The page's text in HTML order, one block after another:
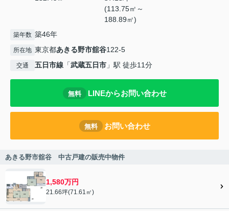
(113.75㎡～
188.89㎡)
築年数 築46年
所在地 東京都あきる野市舘谷122-5
交通 五日市線 「武蔵五日市 」駅 徒歩11分
無料 LINEからお問い合わせ
無料 お問い合わせ
あきる野市舘谷 中古戸建の販売中物件
1,580万円
21.66坪(71.61㎡)